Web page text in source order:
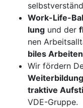
Work-Life-
lung und der
nen
bi­les Ar­bei­ten
Wir för­dern
trak­ti­ve
VDE-Grup­pe.